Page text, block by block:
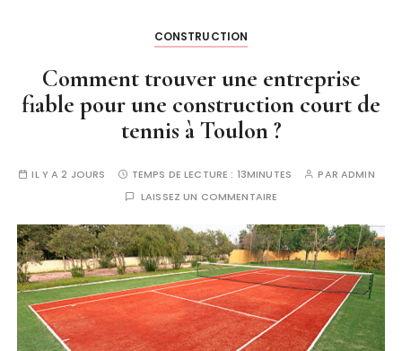
CONSTRUCTION
Comment trouver une entreprise
fiable pour une construction court de
tennis à Toulon ?
IL Y A 2 JOURS TEMPS DE LECTURE : 13MINUTES PAR ADMIN
LAISSEZ UN COMMENTAIRE